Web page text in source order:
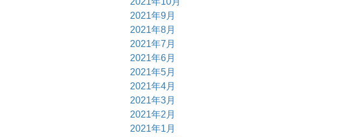
2021年9月
2021年8月
2021年7月
2021年6月
2021年5月
2021年4月
2021年3月
2021年2月
2021年1月